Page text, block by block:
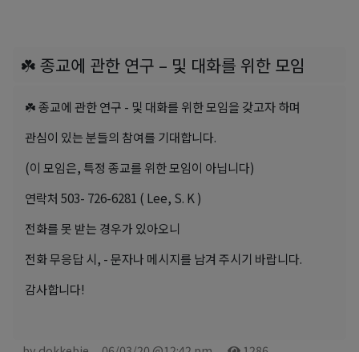
☘️ 종교에 관한 연구 – 및 대화를 위한 모임
☘️ 종교에 관한 연구 - 및 대화를 위한 모임을 갖고자 하며
관심이 있는 분들의 참여를 기대합니다.
(이 모임은, 특정 종교를 위한 모임이 아닙니다)
연락처 503- 726-6281 ( Lee, S. K )
전화를 못 받는 경우가 있아오니
전화 무응답 시, - 문자나 메시지를 남겨 주시기 바랍니다.
감사합니다!